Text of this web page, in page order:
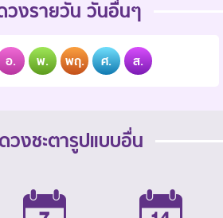
วงรายวัน วันอื่นๆ
อ. พ. พฤ. ศ. ส.
วงชะตารูปแบบอื่น